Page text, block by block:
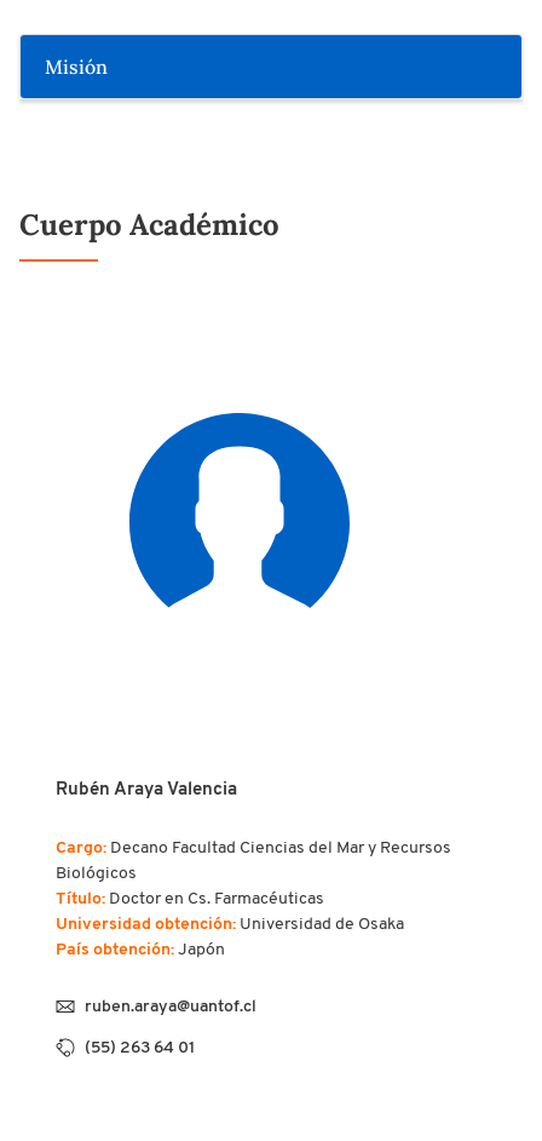
Misión
Cuerpo Académico
Rubén Araya Valencia
Cargo: Decano Facultad Ciencias del Mar y Recursos
Biológicos
Título: Doctor en Cs. Farmacéuticas
Universidad obtención: Universidad de Osaka
País obtención: Japón
ruben.araya@uantof.cl
(55) 263 64 01